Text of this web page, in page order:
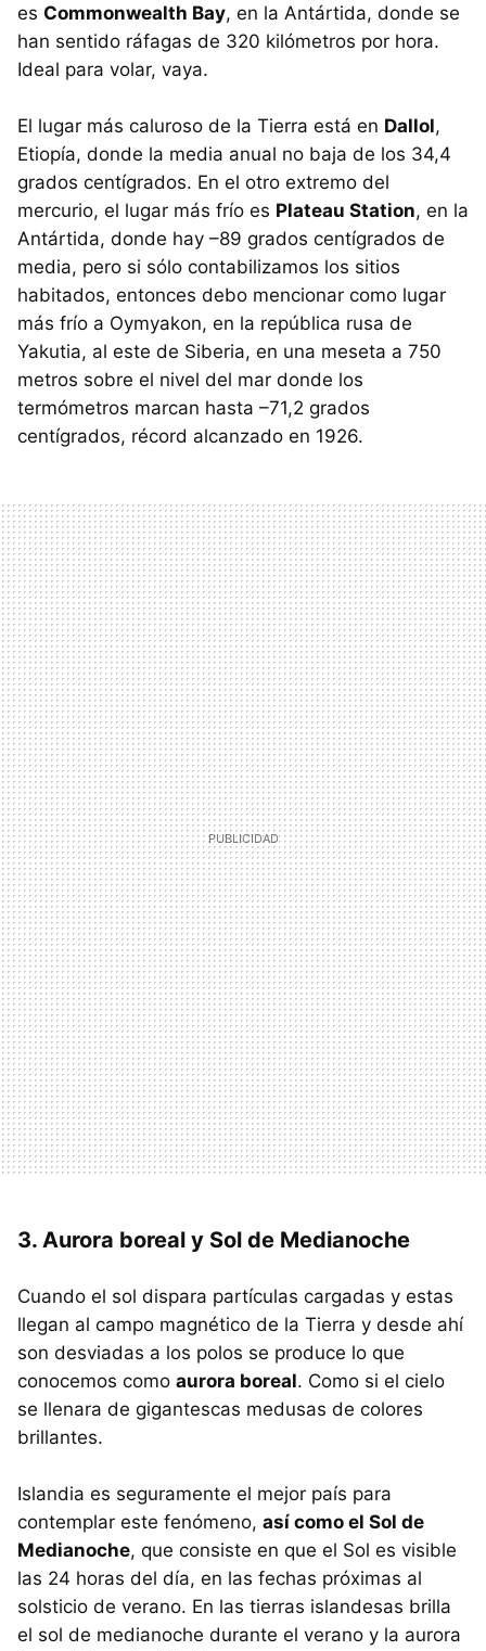
es Commonwealth Bay, en la Antártida, donde se
han sentido ráfagas de 320 kilómetros por hora.
Ideal para volar, vaya.
El lugar más caluroso de la Tierra está en Dallol,
Etiopía, donde la media anual no baja de los 34,4
grados centígrados. En el otro extremo del
mercurio, el lugar más frío es Plateau Station, en la
Antártida, donde hay –89 grados centígrados de
media, pero si sólo contabilizamos los sitios
habitados, entonces debo mencionar como lugar
más frío a Oymyakon, en la república rusa de
Yakutia, al este de Siberia, en una meseta a 750
metros sobre el nivel del mar donde los
termómetros marcan hasta –71,2 grados
centígrados, récord alcanzado en 1926.
3. Aurora boreal y Sol de Medianoche
Cuando el sol dispara partículas cargadas y estas
llegan al campo magnético de la Tierra y desde ahí
son desviadas a los polos se produce lo que
conocemos como aurora boreal. Como si el cielo
se llenara de gigantescas medusas de colores
brillantes.
Islandia es seguramente el mejor país para
contemplar este fenómeno, así como el Sol de
Medianoche, que consiste en que el Sol es visible
las 24 horas del día, en las fechas próximas al
solsticio de verano. En las tierras islandesas brilla
el sol de medianoche durante el verano y la aurora